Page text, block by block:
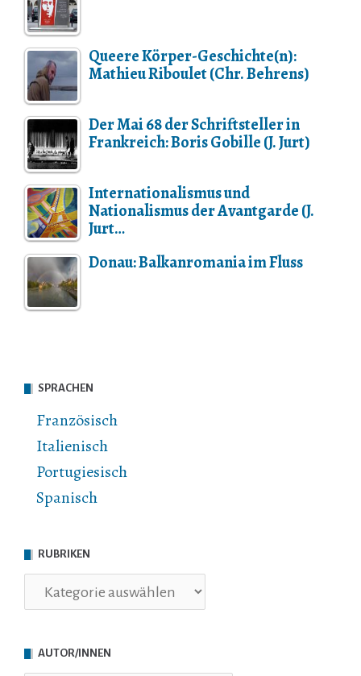
Queere Körper-Geschichte(n):
Mathieu Riboulet (Chr. Behrens)
Der Mai 68 der Schriftsteller in
Frankreich: Boris Gobille (J. Jurt)
Internationalismus und
Nationalismus der Avantgarde (J.
Jurt…
Donau: Balkanromania im Fluss
SPRACHEN
Französisch
Italienisch
Portugiesisch
Spanisch
RUBRIKEN
Rubriken
AUTOR/INNEN